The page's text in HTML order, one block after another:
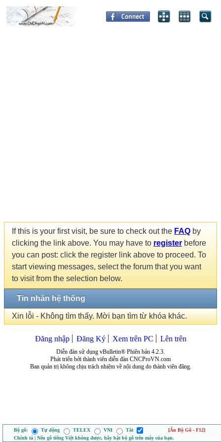
If this is your first visit, be sure to check out the FAQ by
clicking the link above. You may have to register before
you can post: click the register link above to proceed. To
start viewing messages, select the forum that you want
to visit from the selection below.
Tin nhắn hệ thống
Xin lỗi - Không tìm thấy. Mời bạn tìm từ khóa khác.
Đăng nhập Đăng Ký Xem trên PC Lên trên
Diễn đàn sử dụng vBulletin® Phiên bản 4.2.3.
Phát triển bởi thành viên diễn đàn CNCProVN.com
Ban quản trị không chịu trách nhiệm về nội dung do thành viên đăng.
Bộ gõ: Tự động TELEX VNI Tắt
[Ẩn Bộ Gõ - F12]
Chính tả | Nếu gõ tiếng Việt không được, hãy bật bộ gõ trên máy của bạn.